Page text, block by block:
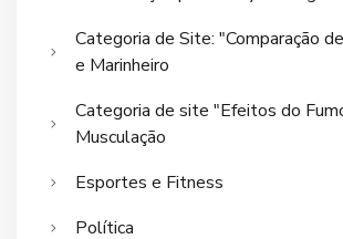
Categoria de Site: "Comparação
e Marinheiro
Categoria de site "Efeitos do
Musculação
Esportes e Fitness
Política